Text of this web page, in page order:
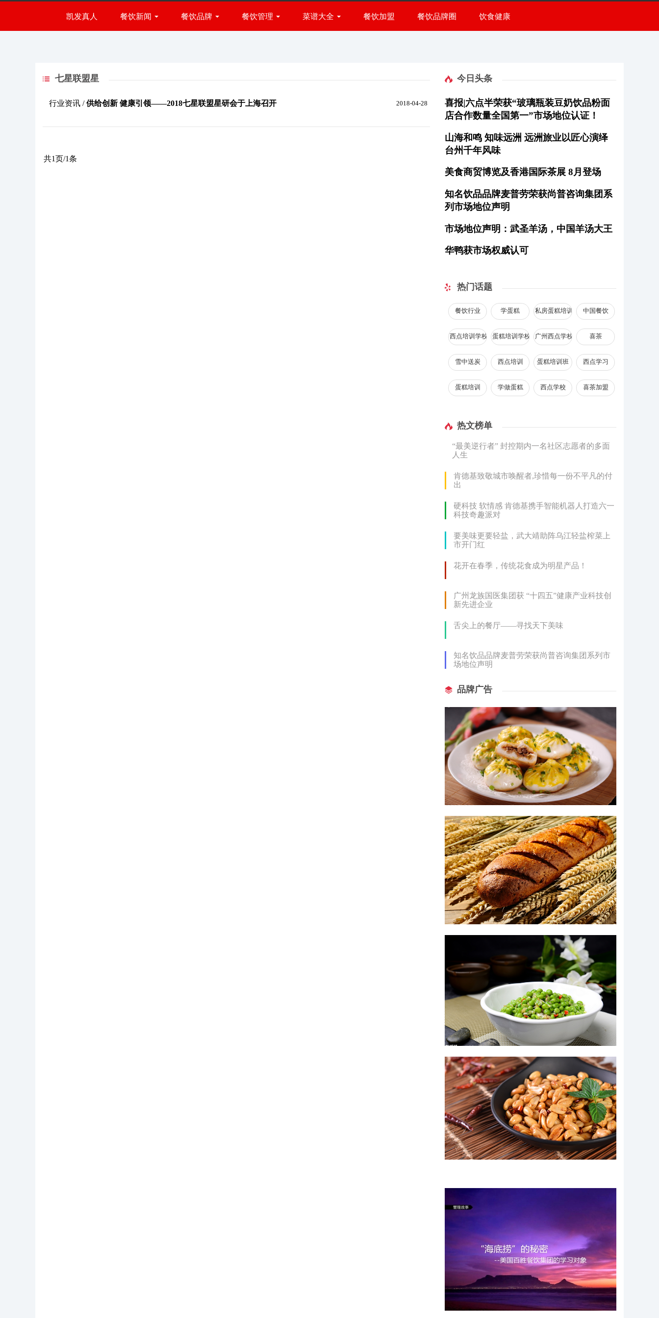
七星联盟星-凯发真人凯发真人 餐饮新闻 餐饮品牌
火锅品牌
烧烤品牌
饮品品牌
餐饮管理 菜谱大全 餐饮加盟 餐饮品牌圈 饮食健康
七星联盟星
行业资讯 /供给创新 健康引领——2018七星联盟星研会于上海召开 2018-04-28
共1页/1条
今日头条
喜报|六点半荣获“玻璃瓶装豆奶饮品粉面
店合作数量全国第一”市场地位认证！
山海和鸣 知味远洲 远洲旅业以匠心演绎
台州千年风味
美食商贸博览及香港国际茶展 8月登场
知名饮品品牌麦普劳荣获尚普咨询集团系
列市场地位声明
市场地位声明：武圣羊汤，中国羊汤大王
华鸭获市场权威认可
热门话题
餐饮行业 学蛋糕 私房蛋糕培训 中国餐饮
西点培训学校 蛋糕培训学校 广州西点学校 喜茶
雪中送炭 西点培训 蛋糕培训班 西点学习
蛋糕培训 学做蛋糕 西点学校 喜茶加盟
热文榜单
“最美逆行者” 封控期内一名社区志愿者的多面
人生
肯德基致敬城市唤醒者,珍惜每一份不平凡的付
出
硬科技 软情感 肯德基携手智能机器人打造六一
科技奇趣派对
要美味更要轻盐，武大靖助阵乌江轻盐榨菜上
市开门红
花开在春季，传统花食成为明星产品！
广州龙族国医集团获 “十四五”健康产业科技创
新先进企业
舌尖上的餐厅——寻找天下美味
知名饮品品牌麦普劳荣获尚普咨询集团系列市
场地位声明
品牌广告